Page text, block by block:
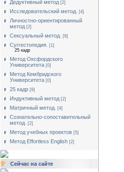
Дедуктивный метод [2]
Исследовательский метод. [4]
Личностно-ориентированный
метод [2]
Сексуальный метод. [9]
Суггестопедия.
[1]
25 кадр
Метод Оксфордского
Университета [0]
Метод Кембридского
Университета [0]
25 кадр [9]
Индуктивный метод [2]
Матричный метод. [4]
Сознательно-сопоставительный
метод.
[2]
Метод учебных проектов [5]
Метод Effortless English [2]
Сейчас на сайте